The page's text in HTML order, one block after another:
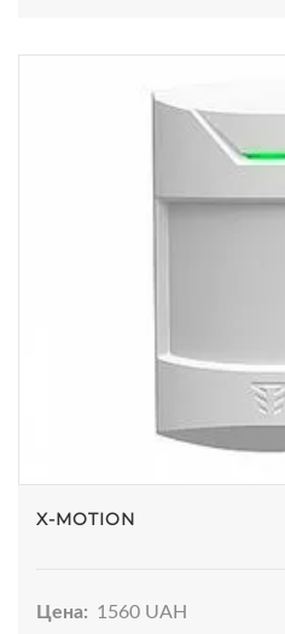
X-MOTION
Цена: 1560 UAH